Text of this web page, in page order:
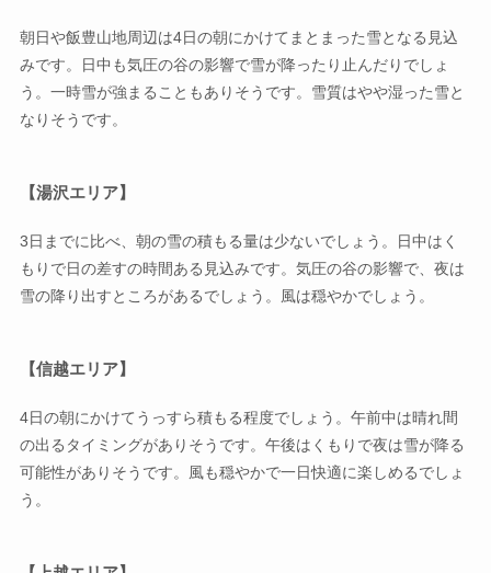
朝日や飯豊山地周辺は4日の朝にかけてまとまった雪となる見込
みです。日中も気圧の谷の影響で雪が降ったり止んだりでしょ
う。一時雪が強まることもありそうです。雪質はやや湿った雪と
なりそうです。
【湯沢エリア】
3日までに比べ、朝の雪の積もる量は少ないでしょう。日中はく
もりで日の差すの時間ある見込みです。気圧の谷の影響で、夜は
雪の降り出すところがあるでしょう。風は穏やかでしょう。
【信越エリア】
4日の朝にかけてうっすら積もる程度でしょう。午前中は晴れ間
の出るタイミングがありそうです。午後はくもりで夜は雪が降る
可能性がありそうです。風も穏やかで一日快適に楽しめるでしょ
う。